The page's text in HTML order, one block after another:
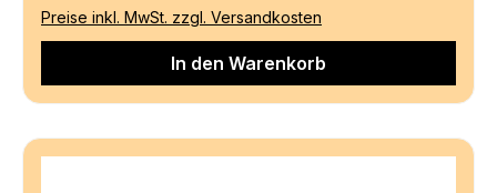
Preise inkl. MwSt. zzgl. Versandkosten
In den Warenkorb